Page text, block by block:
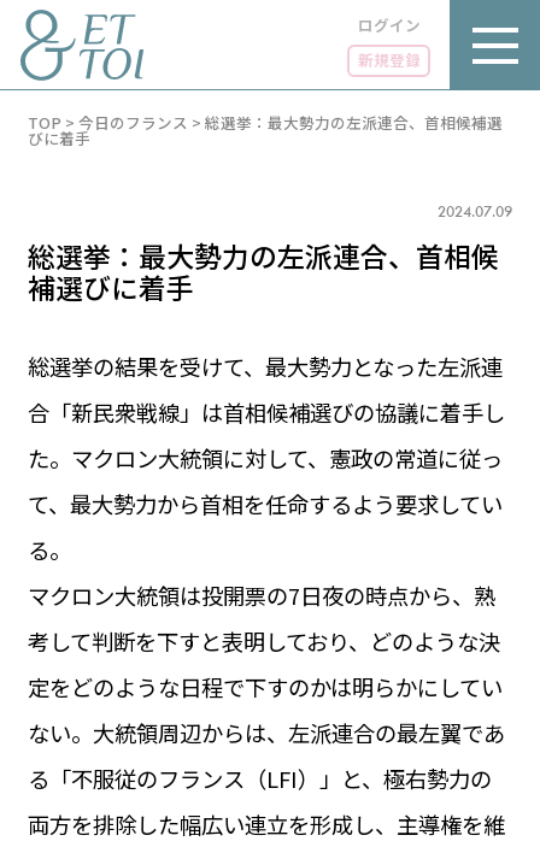
ログイン
新規登録
LUXE
グルメ
LIFE STYLE
BUSINESS
ビジネス・キャリア
INFOS PRATIQUES
タグ
#パリ
#お土産 #トリビア
#データで読み解くフランス
#フランスの教育制度
#アプリ
#いざという時に
PARIS 14℃ / 12℃
FR 08:41 ／ JP 15:41
1€＝182.37円
お問い合わせ
サイトポリシー
TOP > 今日のフランス > 総選挙：最大勢力の左派連合、首相候補選
びに着手
2024.07.09
総選挙：最大勢力の左派連合、首相候
補選びに着手
総選挙の結果を受けて、最大勢力となった左派連
合「新民衆戦線」は首相候補選びの協議に着手し
た。マクロン大統領に対して、憲政の常道に従っ
て、最大勢力から首相を任命するよう要求してい
る。
マクロン大統領は投開票の7日夜の時点から、熟
考して判断を下すと表明しており、どのような決
定をどのような日程で下すのかは明らかにしてい
ない。大統領周辺からは、左派連合の最左翼であ
る「不服従のフランス（LFI）」と、極右勢力の
両方を排除した幅広い連立を形成し、主導権を維